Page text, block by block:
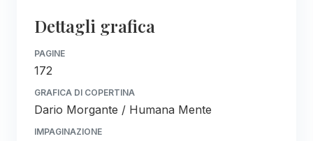
Dettagli grafica
PAGINE
172
GRAFICA DI COPERTINA
Dario Morgante / Humana Mente
IMPAGINAZIONE